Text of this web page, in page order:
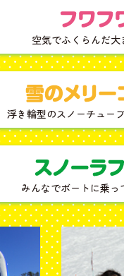
空気でふくらんだ
浮き輪型のスノーチュー
みんなでボートに乗っ